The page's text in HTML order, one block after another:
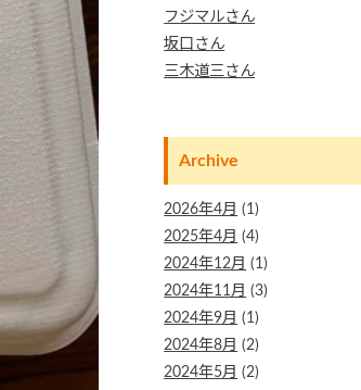
フジマルさん
坂口さん
三木道三さん
Archive
2026年4月 (1)
2025年4月 (4)
2024年12月 (1)
2024年11月 (3)
2024年9月 (1)
2024年8月 (2)
2024年5月 (2)